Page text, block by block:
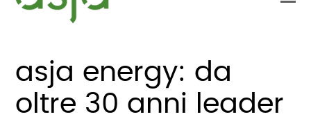
asja energy: da
oltre 30 anni leader